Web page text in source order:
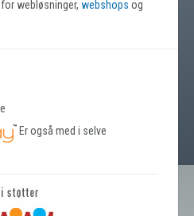
webløsninger, webshops og
Er også med i selve